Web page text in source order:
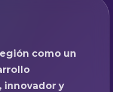
como un
innovador y